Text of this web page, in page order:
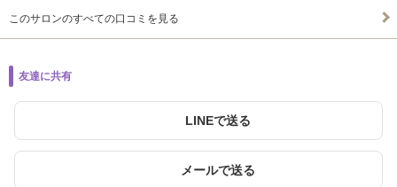
このサロンのすべての口コミを見る
友達に共有
LINEで送る
メールで送る